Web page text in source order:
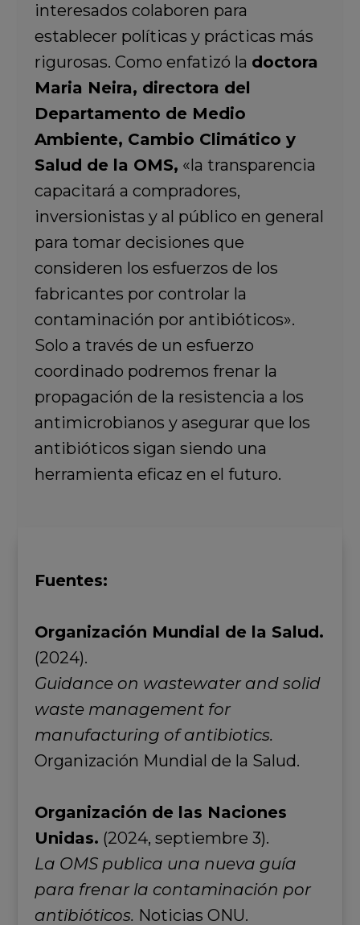
interesados colaboren para
establecer políticas y prácticas más
rigurosas. Como enfatizó la doctora
Maria Neira, directora del
Departamento de Medio
Ambiente, Cambio Climático y
Salud de la OMS, «la transparencia
capacitará a compradores,
inversionistas y al público en general
para tomar decisiones que
consideren los esfuerzos de los
fabricantes por controlar la
contaminación por antibióticos».
Solo a través de un esfuerzo
coordinado podremos frenar la
propagación de la resistencia a los
antimicrobianos y asegurar que los
antibióticos sigan siendo una
herramienta eficaz en el futuro.
Fuentes:
Organización Mundial de la Salud.
(2024).
Guidance on wastewater and solid
waste management for
manufacturing of antibiotics.
Organización Mundial de la Salud.
Organización de las Naciones
Unidas. (2024, septiembre 3).
La OMS publica una nueva guía
para frenar la contaminación por
antibióticos. Noticias ONU.